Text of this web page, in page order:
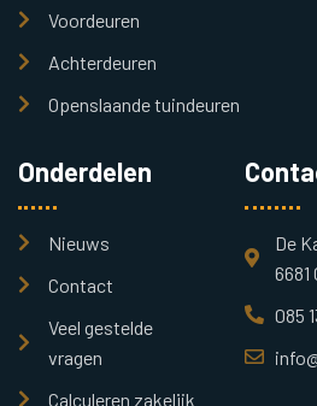
Voordeuren
Achterdeuren
Openslaande tuindeuren
Onderdelen
Nieuws
Contact
Veel gestelde
vragen
Calculeren zakelijk
De
6681
085